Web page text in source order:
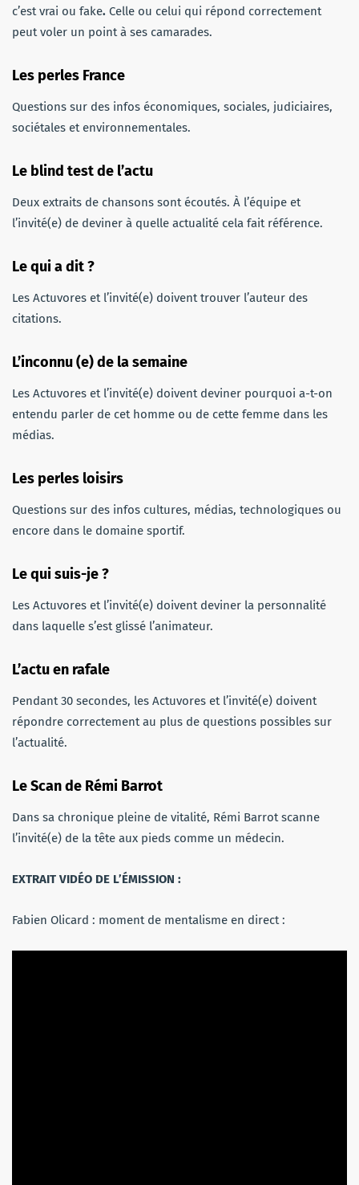
c’est vrai ou fake. Celle ou celui qui répond correctement
peut voler un point à ses camarades.
Les perles France
Questions sur des infos économiques, sociales, judiciaires,
sociétales et environnementales.
Le blind test de l’actu
Deux extraits de chansons sont écoutés. À l’équipe et
l’invité(e) de deviner à quelle actualité cela fait référence.
Le qui a dit ?
Les Actuvores et l’invité(e) doivent trouver l’auteur des
citations.
L’inconnu (e) de la semaine
Les Actuvores et l’invité(e) doivent deviner pourquoi a-t-on
entendu parler de cet homme ou de cette femme dans les
médias.
Les perles loisirs
Questions sur des infos cultures, médias, technologiques ou
encore dans le domaine sportif.
Le qui suis-je ?
Les Actuvores et l’invité(e) doivent deviner la personnalité
dans laquelle s’est glissé l’animateur.
L’actu en rafale
Pendant 30 secondes, les Actuvores et l’invité(e) doivent
répondre correctement au plus de questions possibles sur
l’actualité.
Le Scan de Rémi Barrot
Dans sa chronique pleine de vitalité, Rémi Barrot scanne
l’invité(e) de la tête aux pieds comme un médecin.
EXTRAIT VIDÉO DE L’ÉMISSION :
Fabien Olicard : moment de mentalisme en direct :